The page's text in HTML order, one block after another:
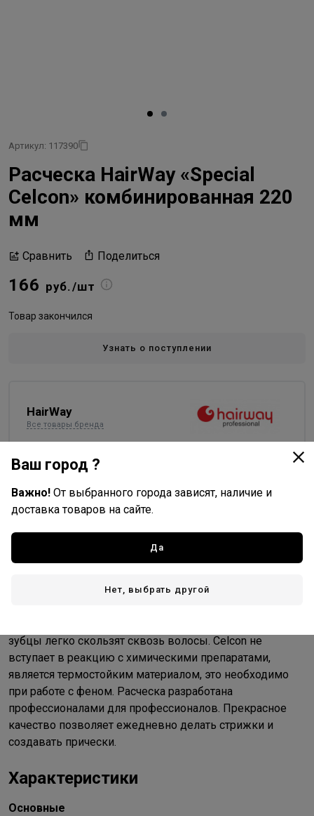
Артикул: 117390
Расческа HairWay «Special
Celcon» комбинированная 220
мм
Сравнить Поделиться
166 руб./шт
Товар закончился
Узнать о поступлении
HairWay
Все товары бренда
Китай - страна производства
Эта расческа изготовлена из революционного
материал, чем нейлон. Прочный, но в тоже время
зубцы легко скользят сквозь волосы. Celcon не
вступает в реакцию с химическими препаратами,
является термостойким материалом, это необходимо
при работе с феном. Расческа разработана
профессионалами для профессионалов. Прекрасное
качество позволяет ежедневно делать стрижки и
создавать прически.
Характеристики
Основные
Ваш город ?
Важно! От выбранного города зависят, наличие и
доставка товаров на сайте.
Да
Нет, выбрать другой